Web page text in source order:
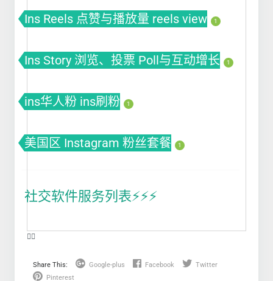
Ins Reels 点赞与播放量 reels view 1
Ins Story 浏览、投票 Poll与互动增长 1
ins华人粉 ins刷粉 1
美国区 Instagram 粉丝套餐 1
社交软件服务列表⚡️⚡️⚡️
❤️‍🔥
Share This: Google-plus Facebook
Twitter
Pinterest